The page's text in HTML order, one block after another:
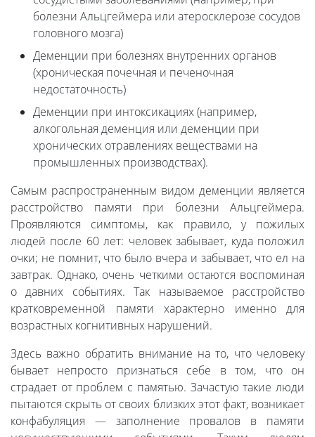
болезни Альцгеймера или атеросклерозе сосудов
головного мозга)
Деменции при болезнях внутренних органов
(хроническая почечная и печеночная
недостаточность)
Деменции при интоксикациях (например,
алкогольная деменция или деменции при
хронических отравлениях веществами на
промышленных производствах).
Самым распространенным видом деменции является
расстройство памяти при болезни Альцгеймера.
Проявляются симптомы, как правило, у пожилых
людей после 60 лет: человек забывает, куда положил
очки; не помнит, что было вчера и забывает, что ел на
завтрак. Однако, очень четкими остаются воспоминая
о давних событиях. Так называемое расстройство
кратковременной памяти характерно именно для
возрастных когнитивных нарушений.
Здесь важно обратить внимание на то, что человеку
бывает непросто признаться себе в том, что он
страдает от проблем с памятью. Зачастую такие люди
пытаются скрыть от своих близких этот факт, возникает
конфабуляция — заполнение провалов в памяти